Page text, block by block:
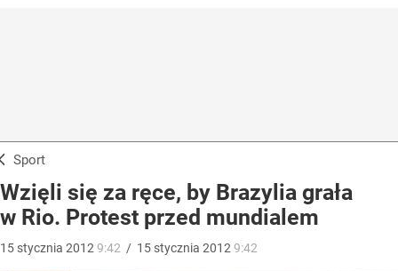
Sport
Wzięli się za ręce, by Brazylia grała
w Rio. Protest przed mundialem
15 stycznia 2012 9:42 / 15 stycznia 2012 9:42